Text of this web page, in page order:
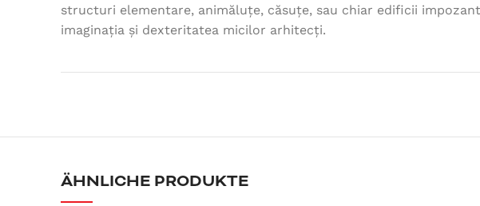
structuri elementare, animăluțe, căsuțe, sau chiar edificii
imaginația și dexteritatea micilor arhitecți.
ÄHNLICHE PRODUKTE